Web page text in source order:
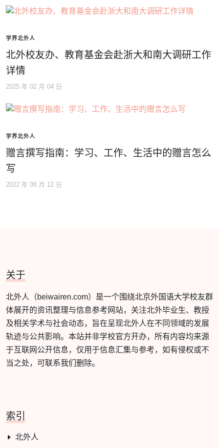
学界北外人
北外校友办、教育基金会赴浙大和南大调研工作
详情
2025 年 02 月 04 日
学界北外人
赠言撰写指南：学习、工作、生活中的赠言怎么
写
2022 年 08 月 12 日
关于
北外人（beiwairen.com）是一个围绕北京外国语大学校友群
体展开的资讯整理与信息参考网站，关注北外毕业生、教授
及相关学术与社会动态，旨在呈现北外人在不同领域的发展
轨迹与公共影响。本站并非学校官方开办，所有内容均来源
于互联网公开信息，仅用于信息汇集与参考，如有侵权或不
当之处，可联系我们删除。
索引
北外人